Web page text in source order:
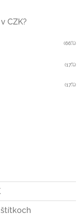
CZK?
(66%)
(17%)
(17%)